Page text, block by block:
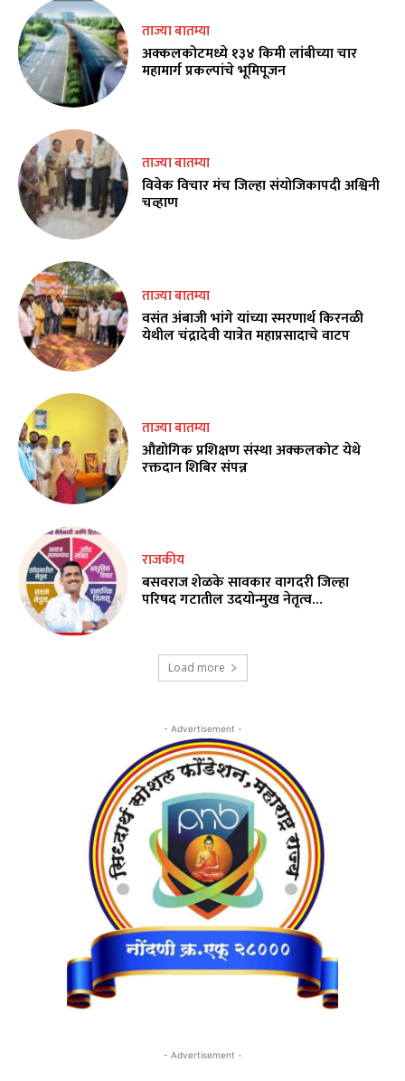
ताज्या बातम्या
अक्कलकोटमध्ये १३४ किमी लांबीच्या चार
महामार्ग प्रकल्पांचे भूमिपूजन
ताज्या बातम्या
विवेक विचार मंच जिल्हा संयोजिकापदी अश्विनी
चव्हाण
ताज्या बातम्या
वसंत अंबाजी भांगे यांच्या स्मरणार्थ किरनळी
येथील चंद्रादेवी यात्रेत महाप्रसादाचे वाटप
ताज्या बातम्या
औद्योगिक प्रशिक्षण संस्था अक्कलकोट येथे
रक्तदान शिबिर संपन्न
राजकीय
बसवराज शेळके सावकार वागदरी जिल्हा
परिषद गटातील उदयोन्मुख नेतृत्व…
Load more
- Advertisement -
- Advertisement -